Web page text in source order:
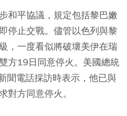
和平協議，規定包括黎巴嫩
停止交戰。儘管以色列與黎
，一度看似將破壞美伊在瑞
方19日同意停火。美國總統
聞電話採訪時表示，他已與
對方同意停火。